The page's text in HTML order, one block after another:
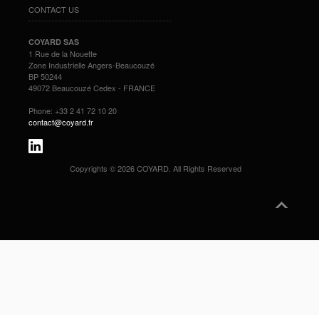
CONTACT US
COYARD SAS
1 Rue de la Nouette
Zone Industrielle Angers-Beaucouzé
BP 50244
49072 Beaucouzé Cedex - FRANCE
Phone: +33 2 41 72 10 20
contact@coyard.fr
Copyrights © 2026 COYARD. All Rights Reserved